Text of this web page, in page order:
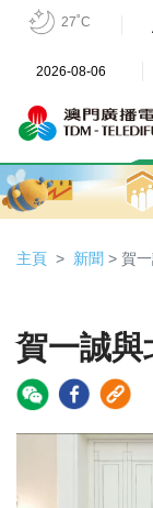
27˚C
2026-08-06
主頁 新聞 > 賀
賀一誠與